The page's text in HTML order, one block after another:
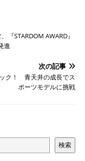
『STARDOM AWARD』
進
次の記事
ク！ 青天井の成長でス
ポーツモデルに挑戦
検索